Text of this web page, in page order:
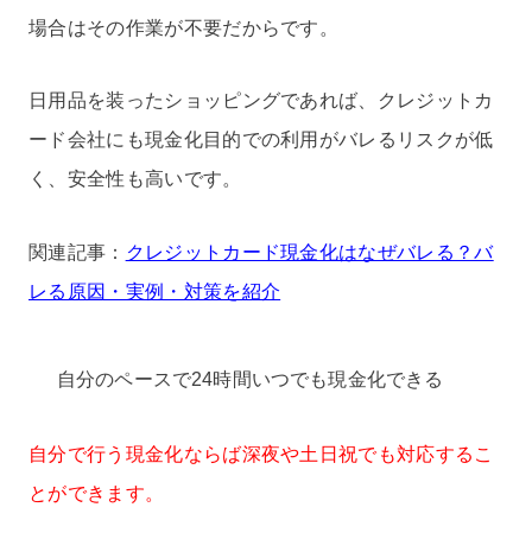
場合はその作業が不要だからです。
日用品を装ったショッピングであれば、クレジットカ
ード会社にも現金化目的での利用がバレるリスクが低
く、安全性も高いです。
関連記事： クレジットカード現金化はなぜバレる？バ
レる原因・実例・対策を紹介
自分のペースで24時間いつでも現金化できる
自分で行う現金化ならば深夜や土日祝でも対応するこ
とができます。